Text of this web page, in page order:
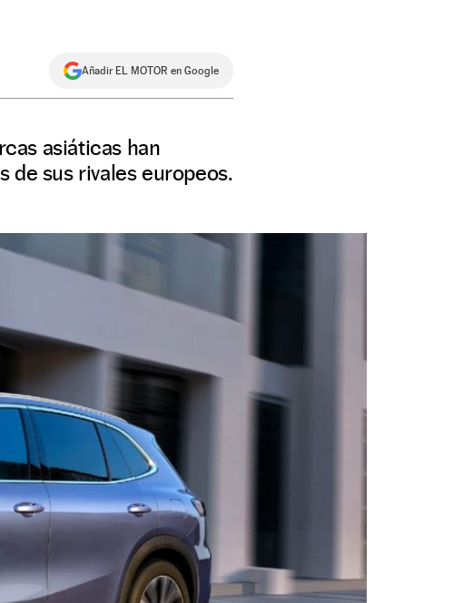
Añadir EL MOTOR en Google
asiáticas han
de sus rivales europeos.